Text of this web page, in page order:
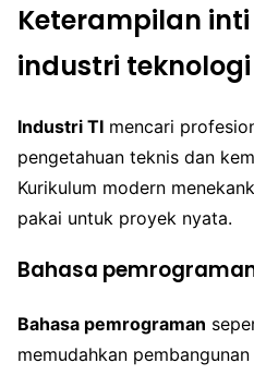
Keterampilan
industri
Industri TI mencari
pengetahuan teknis dan
Kurikulum modern
pakai untuk proyek nyata.
Bahasa
Bahasa pemrograman
memudahkan